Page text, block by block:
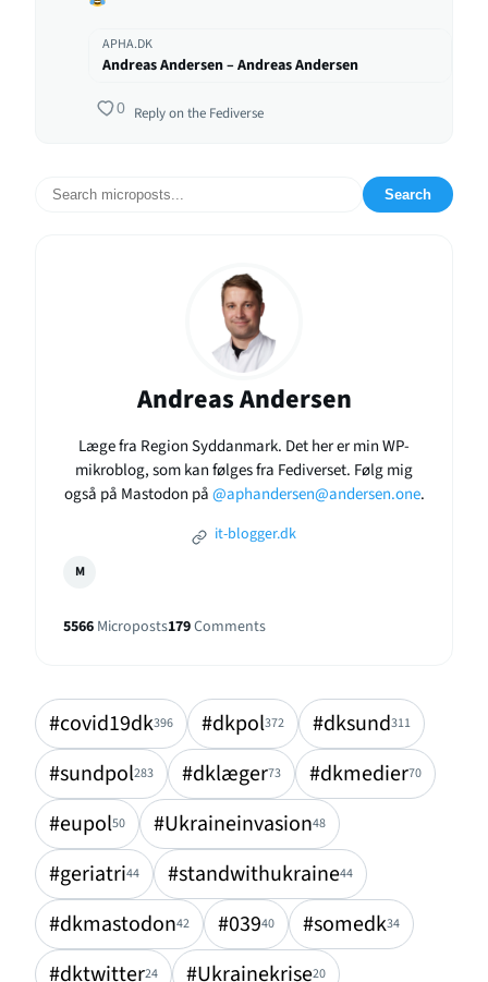
APHA.DK
Andreas Andersen – Andreas Andersen
0 Reply on the Fediverse
Search
Andreas Andersen
Læge fra Region Syddanmark. Det her er min WP-
mikroblog, som kan følges fra Fediverset. Følg mig
også på Mastodon på@aphandersen@andersen.one.
it-blogger.dk
M
5566 Microposts179Comments
#covid19dk396 #dkpol372 #dksund311
#sundpol283 #dklæger73 #dkmedier70
#eupol50 #Ukraineinvasion48
#geriatri44 #standwithukraine44
#dkmastodon42 #03940 #somedk34
#dktwitter24 #Ukrainekrise20